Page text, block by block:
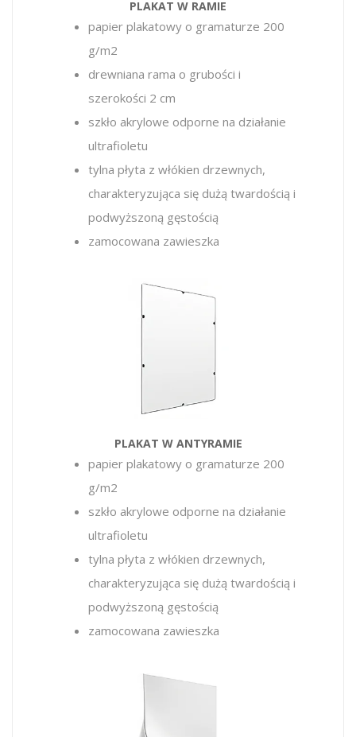
PLAKAT W RAMIE
papier plakatowy o gramaturze 200
g/m2
drewniana rama o grubości i
szerokości 2 cm
szkło akrylowe odporne na działanie
ultrafioletu
tylna płyta z włókien drzewnych,
charakteryzująca się dużą twardością i
podwyższoną gęstością
zamocowana zawieszka
PLAKAT W ANTYRAMIE
papier plakatowy o gramaturze 200
g/m2
szkło akrylowe odporne na działanie
ultrafioletu
tylna płyta z włókien drzewnych,
charakteryzująca się dużą twardością i
podwyższoną gęstością
zamocowana zawieszka